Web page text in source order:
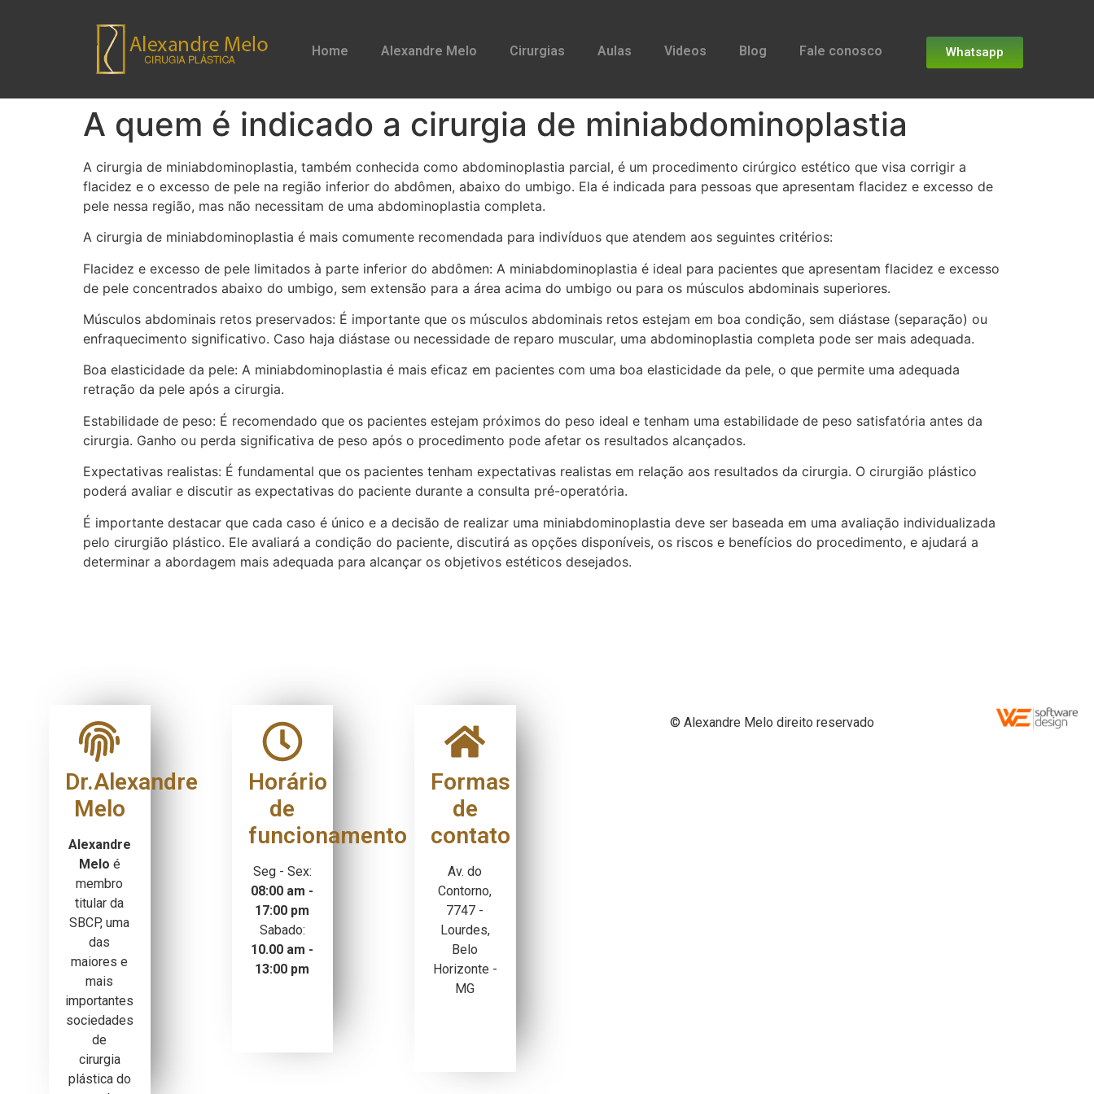
Home Alexandre Melo Cirurgias Aulas Videos Blog Fale conosco Whatsapp
A quem é indicado a cirurgia de miniabdominoplastia
A cirurgia de miniabdominoplastia, também conhecida como abdominoplastia parcial, é um procedimento cirúrgico estético que visa corrigir a
flacidez e o excesso de pele na região inferior do abdômen, abaixo do umbigo. Ela é indicada para pessoas que apresentam flacidez e excesso de
pele nessa região, mas não necessitam de uma abdominoplastia completa.
A cirurgia de miniabdominoplastia é mais comumente recomendada para indivíduos que atendem aos seguintes critérios:
Flacidez e excesso de pele limitados à parte inferior do abdômen: A miniabdominoplastia é ideal para pacientes que apresentam flacidez e excesso
de pele concentrados abaixo do umbigo, sem extensão para a área acima do umbigo ou para os músculos abdominais superiores.
Músculos abdominais retos preservados: É importante que os músculos abdominais retos estejam em boa condição, sem diástase (separação) ou
enfraquecimento significativo. Caso haja diástase ou necessidade de reparo muscular, uma abdominoplastia completa pode ser mais adequada.
Boa elasticidade da pele: A miniabdominoplastia é mais eficaz em pacientes com uma boa elasticidade da pele, o que permite uma adequada
retração da pele após a cirurgia.
Estabilidade de peso: É recomendado que os pacientes estejam próximos do peso ideal e tenham uma estabilidade de peso satisfatória antes da
cirurgia. Ganho ou perda significativa de peso após o procedimento pode afetar os resultados alcançados.
Expectativas realistas: É fundamental que os pacientes tenham expectativas realistas em relação aos resultados da cirurgia. O cirurgião plástico
poderá avaliar e discutir as expectativas do paciente durante a consulta pré-operatória.
É importante destacar que cada caso é único e a decisão de realizar uma miniabdominoplastia deve ser baseada em uma avaliação individualizada
pelo cirurgião plástico. Ele avaliará a condição do paciente, discutirá as opções disponíveis, os riscos e benefícios do procedimento, e ajudará a
determinar a abordagem mais adequada para alcançar os objetivos estéticos desejados.
Dr.Alexandre
Melo
Alexandre
Melo é
membro
titular da
SBCP, uma
das
maiores e
mais
importantes
sociedades
de
cirurgia
plástica do
Horário
de
funcionamento
Seg - Sex:
08:00 am -
17:00 pm
Sabado:
10.00 am -
13:00 pm
Formas
de
contato
Av. do
Contorno,
7747 -
Lourdes,
Belo
Horizonte -
MG
© Alexandre Melo direito reservado